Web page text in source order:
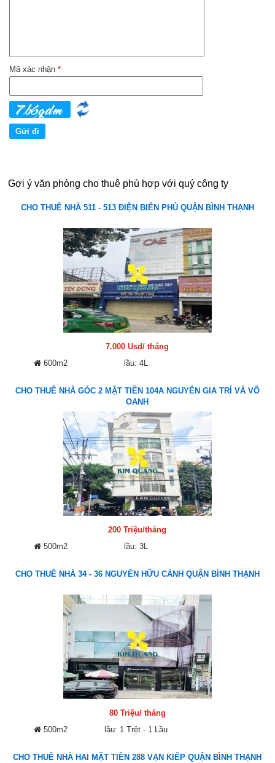
Mã xác nhận*
Gợi ý văn phòng cho thuê phù hợp với quý công ty
CHO THUÊ NHÀ 511 - 513 ĐIỆN BIÊN PHỦ QUẬN BÌNH THẠNH
7.000 Usd/ tháng
600m2
lầu: 4L
CHO THUÊ NHÀ GÓC 2 MẶT TIỀN 104A NGUYỄN GIA TRÍ VÀ VÕ
OANH
200 Triệu/tháng
500m2
lầu: 3L
CHO THUÊ NHÀ 34 - 36 NGUYỄN HỮU CẢNH QUẬN BÌNH THẠNH
80 Triệu/ tháng
500m2
lầu: 1 Trệt - 1 Lầu
CHO THUÊ NHÀ HAI MẶT TIỀN 288 VẠN KIẾP QUẬN BÌNH THẠNH